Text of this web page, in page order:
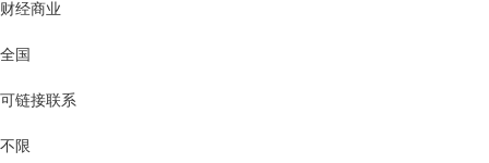
财经商业
全国
可链接联系
不限